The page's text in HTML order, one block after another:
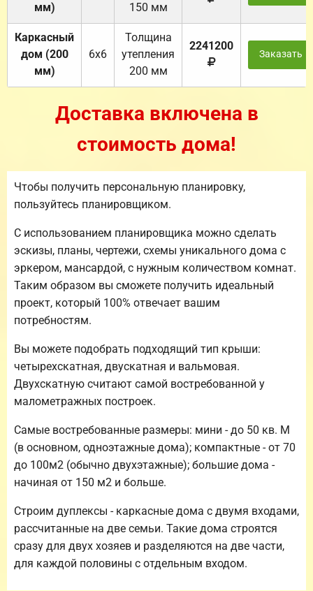
мм)
150 мм
Каркасный
дом (200
мм)
6х6
Толщина
утепления
200 мм
2241200
Заказать
Доставка включена в
стоимость дома!
Чтобы получить персональную планировку,
пользуйтесь планировщиком.
С использованием планировщика можно сделать
эскизы, планы, чертежи, схемы уникального дома с
эркером, мансардой, с нужным количеством комнат.
Таким образом вы сможете получить идеальный
проект, который 100% отвечает вашим
потребностям.
Вы можете подобрать подходящий тип крыши:
четырехскатная, двускатная и вальмовая.
Двухскатную считают самой востребованной у
малометражных построек.
Самые востребованные размеры: мини - до 50 кв. М
(в основном, одноэтажные дома); компактные - от 70
до 100м2 (обычно двухэтажные); большие дома -
начиная от 150 м2 и больше.
Строим дуплексы - каркасные дома с двумя входами,
рассчитанные на две семьи. Такие дома строятся
сразу для двух хозяев и разделяются на две части,
для каждой половины с отдельным входом.